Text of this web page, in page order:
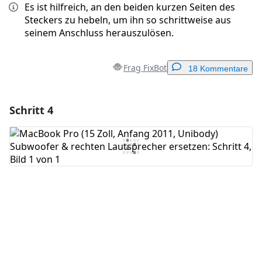
Es ist hilfreich, an den beiden kurzen Seiten des
Steckers zu hebeln, um ihn so schrittweise aus
seinem Anschluss herauszulösen.
Frag FixBot 18 Kommentare
Kommentar hinzufügen
Schritt 4